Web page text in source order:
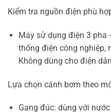
Kiểm tra nguồn điện phù
Máy sử dụng điện 3 pha
thống điện công nghiệp,
Không dùng cho điện
Lựa chọn cánh bơm theo
Gang đúc: dùng với